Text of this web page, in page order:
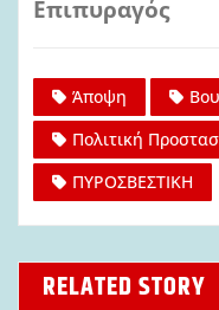
Επιπυραγός
Άποψη
Πολιτική
ΠΥΡΟΣΒΕΣΤΙΚΗ
RELATED STORY